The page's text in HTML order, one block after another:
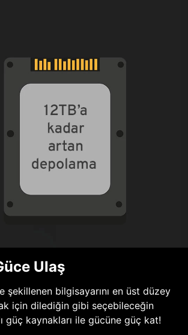
Ulaş
şekillenen bilgisayarını en üst düzey
için dilediğin gibi seçebileceğin
güç kaynakları ile gücüne güç kat!